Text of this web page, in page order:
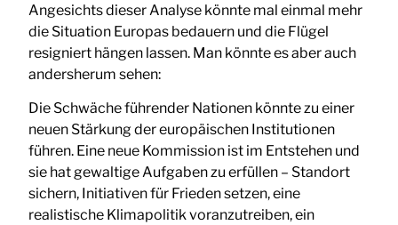
Angesichts dieser Analyse könnte mal einmal mehr
die Situation Europas bedauern und die Flügel
resigniert hängen lassen. Man könnte es aber auch
andersherum sehen:
Die Schwäche führender Nationen könnte zu einer
neuen Stärkung der europäischen Institutionen
führen. Eine neue Kommission ist im Entstehen und
sie hat gewaltige Aufgaben zu erfüllen – Standort
sichern, Initiativen für Frieden setzen, eine
realistische Klimapolitik voranzutreiben, ein